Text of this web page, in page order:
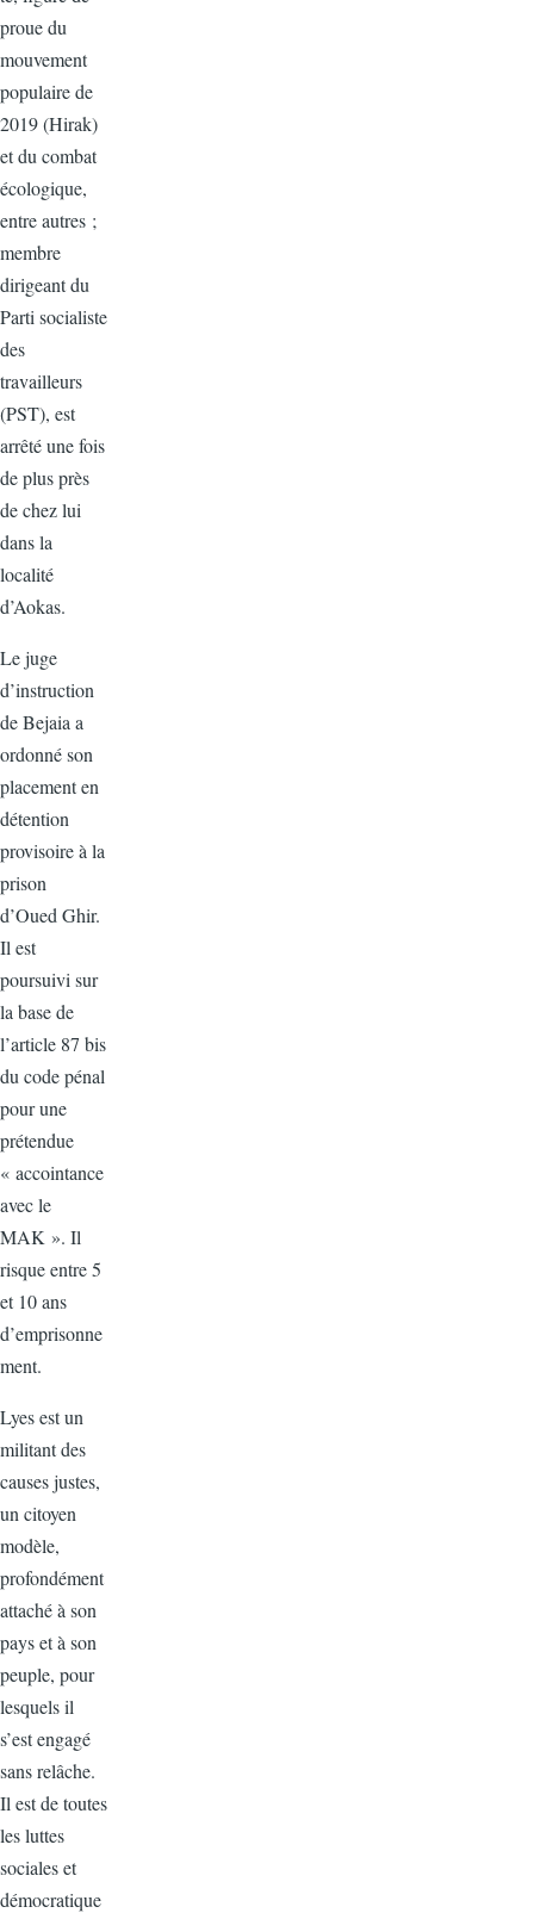
proue du
mouvement
populaire de
2019 (Hirak)
et du combat
écologique,
entre autres ;
membre
dirigeant du
Parti socialiste
des
travailleurs
(PST), est
arrêté une fois
de plus près
de chez lui
dans la
localité
d’Aokas.
Le juge
d’instruction
de Bejaia a
ordonné son
placement en
détention
provisoire à la
prison
d’Oued Ghir.
Il est
poursuivi sur
la base de
l’article 87 bis
du code pénal
pour une
prétendue
« accointance
avec le
MAK ». Il
risque entre 5
et 10 ans
d’emprisonne
ment.
Lyes est un
militant des
causes justes,
un citoyen
modèle,
profondément
attaché à son
pays et à son
peuple, pour
lesquels il
s’est engagé
sans relâche.
Il est de toutes
les luttes
sociales et
démocratique